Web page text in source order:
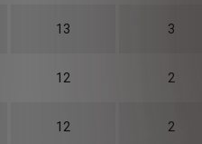
13 3
12 2
12 2